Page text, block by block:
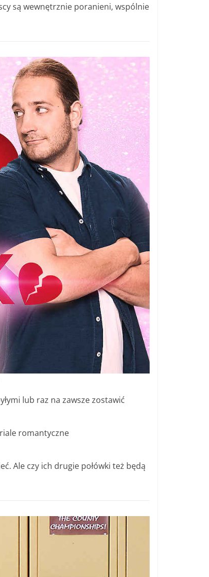
są wewnętrznie poranieni, wspólnie
lub raz na zawsze zostawić
romantyczne
Ale czy ich drugie połówki też będą